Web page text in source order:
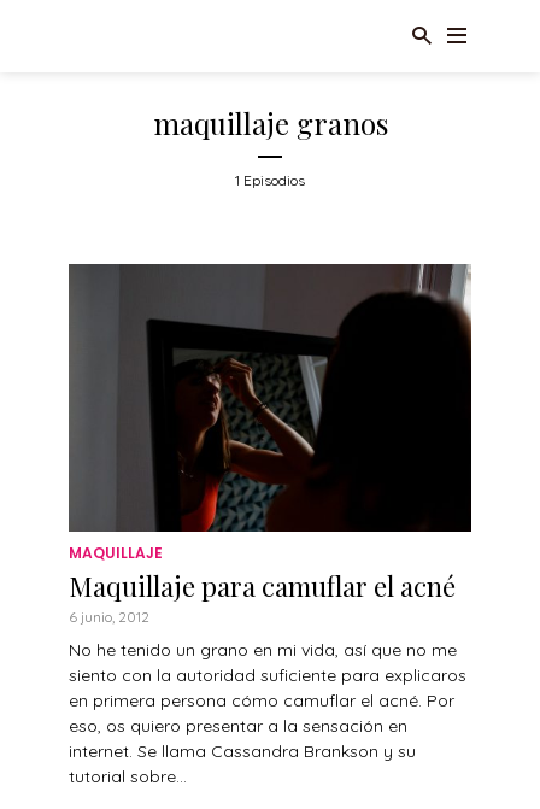
maquillaje granos
1 Episodios
MAQUILLAJE
Maquillaje para camuflar el acné
6 junio, 2012
No he tenido un grano en mi vida, así que no me
siento con la autoridad suficiente para explicaros
en primera persona cómo camuflar el acné. Por
eso, os quiero presentar a la sensación en
internet. Se llama Cassandra Brankson y su
tutorial sobre...